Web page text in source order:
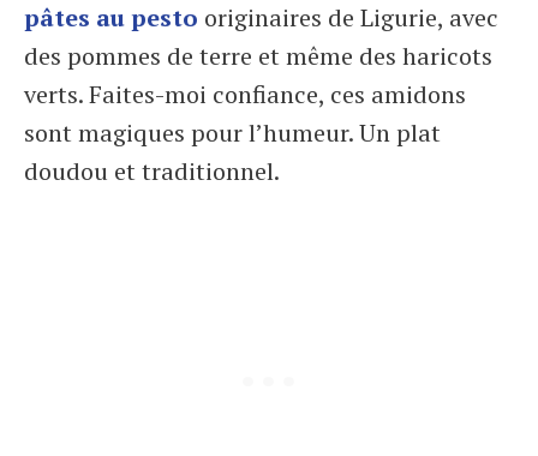
pâtes au pesto originaires de Ligurie, avec
des pommes de terre et même des haricots
verts. Faites-moi confiance, ces amidons
sont magiques pour l’humeur. Un plat
doudou et traditionnel.